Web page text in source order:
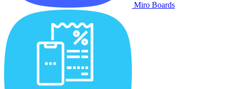
Miro Boards